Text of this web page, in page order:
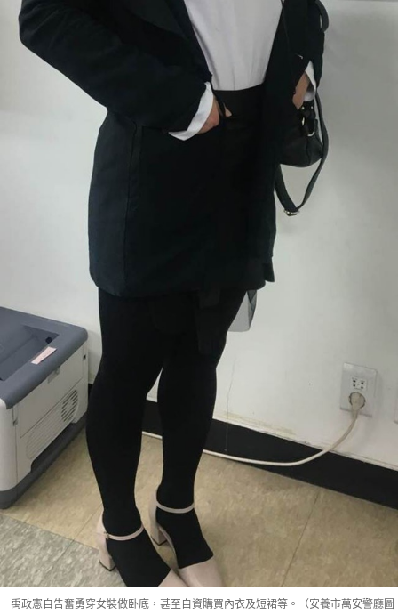
禹政憲自告奮勇穿女裝做卧底，甚至自資購買內衣及短裙等。（安養市萬安警廳圖